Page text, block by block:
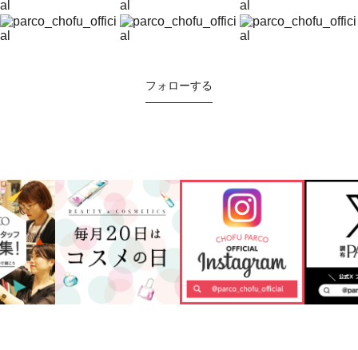
フォローする